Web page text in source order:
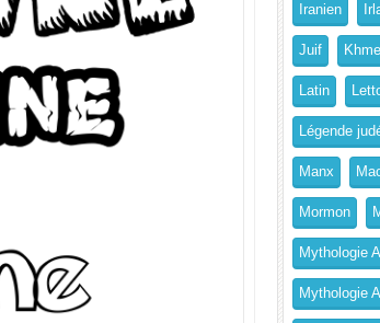
Iranien
Juif
Latin
Légende
Manx
Mormon
Mythologie
Mythologie